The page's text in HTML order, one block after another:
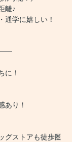
離♪
通学に嬉しい！
に！
り！
ストアも徒歩圏